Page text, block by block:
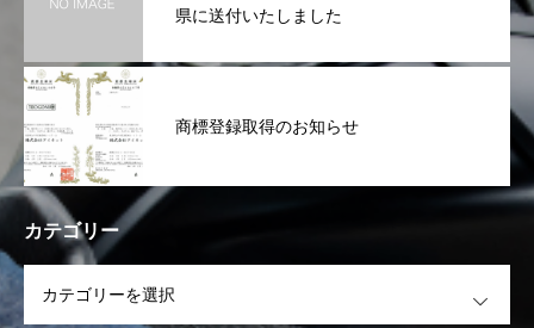
県に送付いたしました
商標登録取得のお知らせ
カテゴリー